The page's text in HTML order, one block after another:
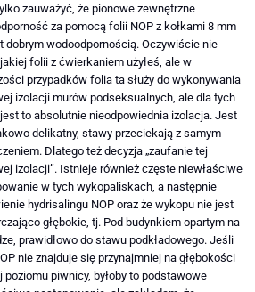
zauważyć, że pionowe zewnętrzne
za pomocą folii NOP z kołkami 8 mm
dobrym wodoodpornością. Oczywiście nie
folii z ćwierkaniem użyłeś, ale w
przypadków folia ta służy do wykonywania
izolacji murów podseksualnych, ale dla tych
to absolutnie nieodpowiednia izolacja. Jest
delikatny, stawy przeciekają z samym
Dlatego też decyzja „zaufanie tej
izolacji”. Istnieje również częste niewłaściwe
w tych wykopaliskach, a następnie
hydrisalingu NOP oraz że wykopu nie jest
głębokie, tj. Pod budynkiem opartym na
prawidłowo do stawu podkładowego. Jeśli
nie znajduje się przynajmniej na głębokości
poziomu piwnicy, byłoby to podstawowe